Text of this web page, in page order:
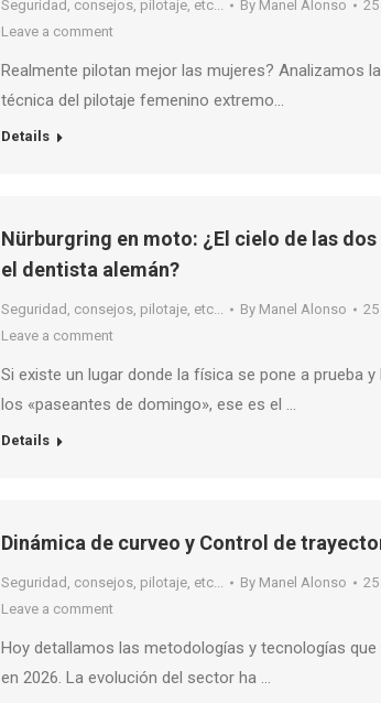
Seguridad, consejos, pilotaje, etc... By Manel Alonso
Leave a comment
Realmente pilotan mejor las mujeres? Analizamos
técnica del pilotaje femenino extremo…
Details
Nürburgring en moto: ¿El cielo de las
el dentista alemán?
Seguridad, consejos, pilotaje, etc... By Manel Alonso
Leave a comment
Si existe un lugar donde la física se pone a prueba
los «paseantes de domingo», ese es el …
Details
Dinámica de curveo y Control de
Seguridad, consejos, pilotaje, etc... By Manel Alonso
Leave a comment
Hoy detallamos las metodologías y tecnologías
en 2026. La evolución del sector ha …